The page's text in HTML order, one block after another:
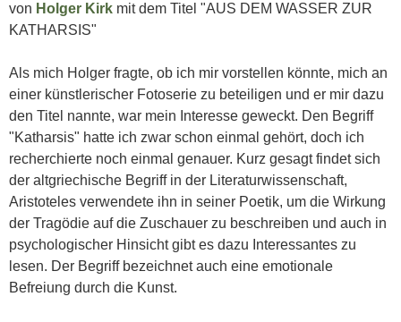
von Holger Kirk mit dem Titel "AUS DEM WASSER ZUR
KATHARSIS"
Als mich Holger fragte, ob ich mir vorstellen könnte, mich an
einer künstlerischer Fotoserie zu beteiligen und er mir dazu
den Titel nannte, war mein Interesse geweckt. Den Begriff
"Katharsis" hatte ich zwar schon einmal gehört, doch ich
recherchierte noch einmal genauer. Kurz gesagt findet sich
der altgriechische Begriff in der Literaturwissenschaft,
Aristoteles verwendete ihn in seiner Poetik, um die Wirkung
der Tragödie auf die Zuschauer zu beschreiben und auch in
psychologischer Hinsicht gibt es dazu Interessantes zu
lesen. Der Begriff bezeichnet auch eine emotionale
Befreiung durch die Kunst.